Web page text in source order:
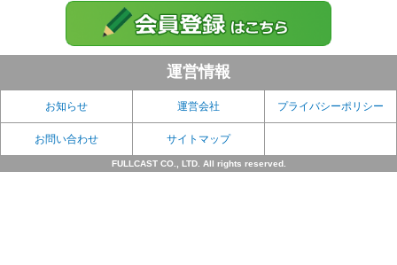
運営情報
お知らせ 運営会社 プライバシーポリシー
お問い合わせ サイトマップ
FULLCAST CO., LTD. All rights reserved.